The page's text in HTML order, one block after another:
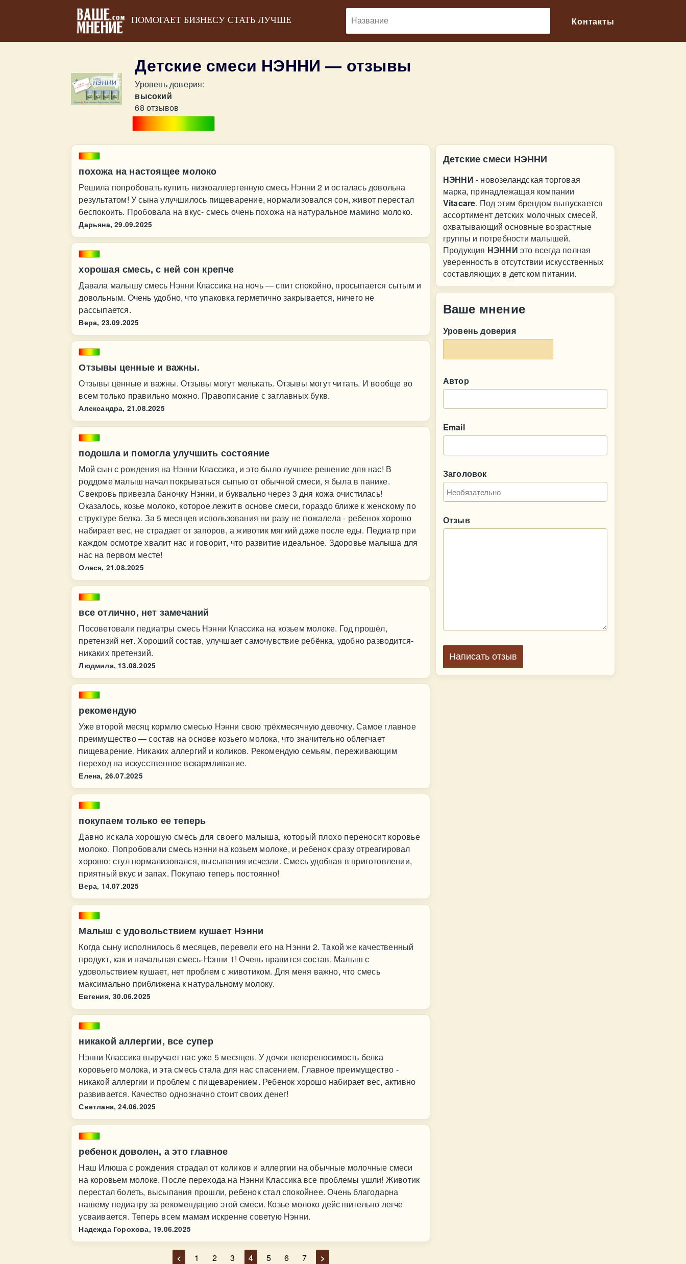
ПОМОГАЕТ БИЗНЕСУ СТАТЬ ЛУЧШЕ Контакты
Детские смеси НЭННИ — отзывы
Уровень доверия:
высокий
68 отзывов
похожа на настоящее молоко
Решила попробовать купить низкоаллергенную смесь Нэнни 2 и осталась довольна
результатом! У сына улучшилось пищеварение, нормализовался сон, живот перестал
беспокоить. Пробовала на вкус- смесь очень похожа на натуральное мамино молоко.
Дарьяна, 29.09.2025
хорошая смесь, с ней сон крепче
Давала малышу смесь Нэнни Классика на ночь — спит спокойно, просыпается сытым и
довольным. Очень удобно, что упаковка герметично закрывается, ничего не
рассыпается.
Вера, 23.09.2025
Отзывы ценные и важны.
Отзывы ценные и важны. Отзывы могут мелькать. Отзывы могут читать. И вообще во
всем только правильно можно. Правописание с заглавных букв.
Александра, 21.08.2025
подошла и помогла улучшить состояние
Мой сын с рождения на Нэнни Классика, и это было лучшее решение для нас! В
роддоме малыш начал покрываться сыпью от обычной смеси, я была в панике.
Свекровь привезла баночку Нэнни, и буквально через 3 дня кожа очистилась!
Оказалось, козье молоко, которое лежит в основе смеси, гораздо ближе к женскому по
структуре белка. За 5 месяцев использования ни разу не пожалела - ребенок хорошо
набирает вес, не страдает от запоров, а животик мягкий даже после еды. Педиатр при
каждом осмотре хвалит нас и говорит, что развитие идеальное. Здоровье малыша для
нас на первом месте!
Олеся, 21.08.2025
все отлично, нет замечаний
Посоветовали педиатры смесь Нэнни Классика на козьем молоке. Год прошёл,
претензий нет. Хороший состав, улучшает самочувствие ребёнка, удобно разводится-
никаких претензий.
Людмила, 13.08.2025
рекомендую
Уже второй месяц кормлю смесью Нэнни свою трёхмесячную девочку. Самое главное
преимущество — состав на основе козьего молока, что значительно облегчает
пищеварение. Никаких аллергий и коликов. Рекомендую семьям, переживающим
переход на искусственное вскармливание.
Елена, 26.07.2025
покупаем только ее теперь
Давно искала хорошую смесь для своего малыша, который плохо переносит коровье
молоко. Попробовали смесь нэнни на козьем молоке, и ребенок сразу отреагировал
хорошо: стул нормализовался, высыпания исчезли. Смесь удобная в приготовлении,
приятный вкус и запах. Покупаю теперь постоянно!
Вера, 14.07.2025
Малыш с удовольствием кушает Нэнни
Когда сыну исполнилось 6 месяцев, перевели его на Нэнни 2. Такой же качественный
продукт, как и начальная смесь-Нэнни 1! Очень нравится состав. Малыш с
удовольствием кушает, нет проблем с животиком. Для меня важно, что смесь
максимально приближена к натуральному молоку.
Евгения, 30.06.2025
никакой аллергии, все супер
Нэнни Классика выручает нас уже 5 месяцев. У дочки непереносимость белка
коровьего молока, и эта смесь стала для нас спасением. Главное преимущество -
никакой аллергии и проблем с пищеварением. Ребенок хорошо набирает вес, активно
развивается. Качество однозначно стоит своих денег!
Светлана, 24.06.2025
ребенок доволен, а это главное
Наш Илюша с рождения страдал от коликов и аллергии на обычные молочные смеси
на коровьем молоке. После перехода на Нэнни Классика все проблемы ушли! Животик
перестал болеть, высыпания прошли, ребенок стал спокойнее. Очень благодарна
нашему педиатру за рекомендацию этой смеси. Козье молоко действительно легче
усваивается. Теперь всем мамам искренне советую Нэнни.
Надежда Горохова, 19.06.2025
< 1 2 3 4 5 6 7 >
Детские смеси НЭННИ
НЭННИ - новозеландская торговая
марка, принадлежащая компании
Vitacare. Под этим брендом выпускается
ассортимент детских молочных смесей,
охватывающий основные возрастные
группы и потребности малышей.
Продукция НЭННИ это всегда полная
уверенность в отсутствии искусственных
составляющих в детском питании.
Ваше мнение
Уровень доверия
Автор
Email
Заголовок
Отзыв
Написать отзыв